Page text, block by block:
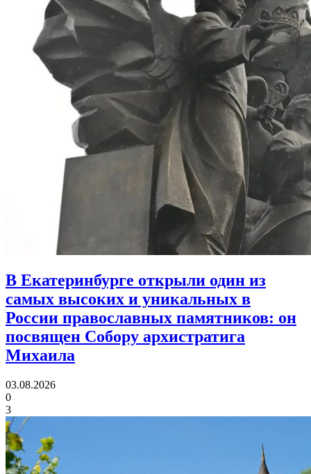
В Екатеринбурге открыли один из
самых высоких и уникальных в
России православных памятников: он
посвящен Собору архистратига
Михаила
03.08.2026
0
3